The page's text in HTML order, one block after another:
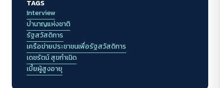
TAGS
Interview
บำนาญแห่งชาติ
รัฐสวัสดิการ
เครือข่ายประชาชนเพื่อรัฐสวัสดิการ
เดชรัตน์ สุขกำเนิด
เบี้ยผู้สูงอายุ